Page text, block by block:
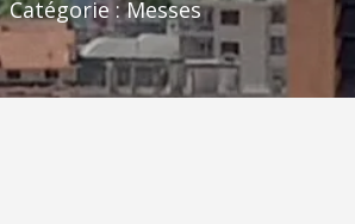
Catégorie :Messes